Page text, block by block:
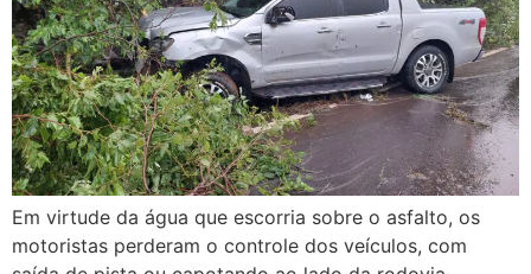
Em virtude da água que escorria sobre o asfalto, os
motoristas perderam o controle dos veículos, com